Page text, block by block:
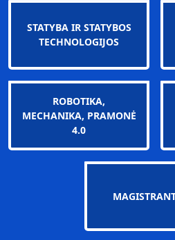
STATYBA IR STATYBOS
TECHNOLOGIJOS
ROBOTIKA,
MECHANIKA, PRAMONĖ
4.0